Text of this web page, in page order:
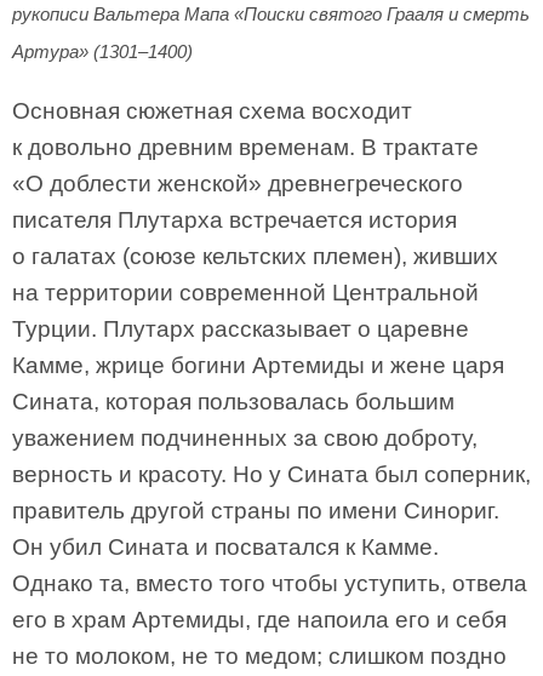
рукописи Вальтера Мапа «Поиски святого Грааля и смерть
Артура» (1301–1400)
Основная сюжетная схема восходит
к довольно древним временам. В трактате
«О доблести женской» древнегреческого
писателя Плутарха встречается история
о галатах (союзе кельтских племен), живших
на территории современной Центральной
Турции. Плутарх рассказывает о царевне
Камме, жрице богини Артемиды и жене царя
Сината, которая пользовалась большим
уважением подчиненных за свою доброту,
верность и красоту. Но у Сината был соперник,
правитель другой страны по имени Синориг.
Он убил Сината и посватался к Камме.
Однако та, вместо того чтобы уступить, отвела
его в храм Артемиды, где напоила его и себя
не то молоком, не то медом; слишком поздно